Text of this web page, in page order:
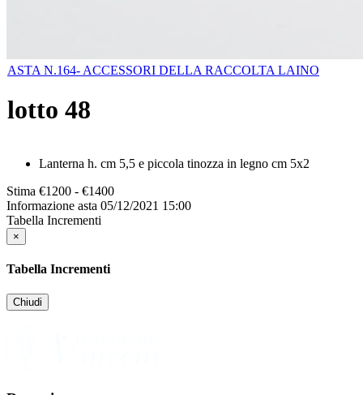
ASTA N.164- ACCESSORI DELLA RACCOLTA LAINO
lotto 48
Lanterna h. cm 5,5 e piccola tinozza in legno cm 5x2
Stima €1200 - €1400
Informazione asta 05/12/2021 15:00
Tabella Incrementi
×
Tabella Incrementi
Chiudi